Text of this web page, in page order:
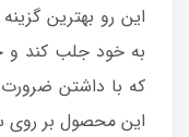
این رو بهترین
به خود جلب کند
که با داشتن
این محصول بر روی